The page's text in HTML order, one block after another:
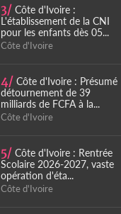
3/ Côte d'Ivoire :
L'établissement de la CNI
pour les enfants dès 05...
Côte d'Ivoire
4/ Côte d'Ivoire : Présumé
détournement de 39
milliards de FCFA à la...
Côte d'Ivoire
5/ Côte d'Ivoire : Rentrée
Scolaire 2026-2027, vaste
opération d'éta...
Côte d'Ivoire